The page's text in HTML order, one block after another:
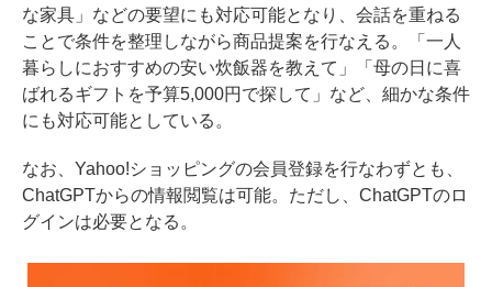
な家具」などの要望にも対応可能となり、会話を重ねる
ことで条件を整理しながら商品提案を行なえる。「一人
暮らしにおすすめの安い炊飯器を教えて」「母の日に喜
ばれるギフトを予算5,000円で探して」など、細かな条件
にも対応可能としている。
なお、Yahoo!ショッピングの会員登録を行なわずとも、
ChatGPTからの情報閲覧は可能。ただし、ChatGPTのロ
グインは必要となる。